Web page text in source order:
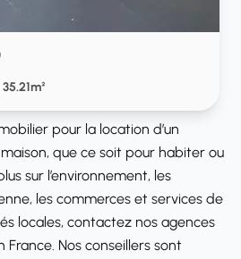
pour la location d’un
que ce soit pour habiter ou
sur l’environnement, les
les commerces et services de
locales, contactez nos agences
France. Nos conseillers sont